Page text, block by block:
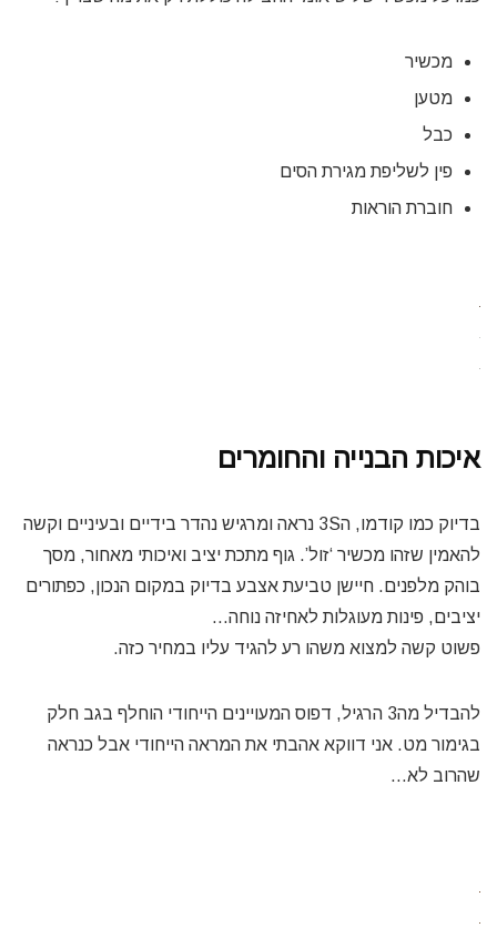
מכשיר
מטען
כבל
פין לשליפת מגירת הסים
חוברת הוראות
איכות הבנייה והחומרים
בדיוק כמו קודמו, ה3S נראה ומרגיש נהדר בידיים ובעיניים וקשה
להאמין שזהו מכשיר ‘זול’. גוף מתכת יציב ואיכותי מאחור, מסך
בוהק מלפנים. חיישן טביעת אצבע בדיוק במקום הנכון, כפתורים
יציבים, פינות מעוגלות לאחיזה נוחה…
פשוט קשה למצוא משהו רע להגיד עליו במחיר כזה.
להבדיל מה3 הרגיל, דפוס המעויינים הייחודי הוחלף בגב חלק
בגימור מט. אני דווקא אהבתי את המראה הייחודי אבל כנראה
שהרוב לא…